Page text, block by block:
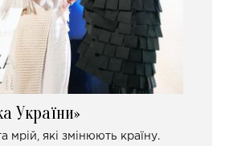
України»
та мрій, які змінюють країну.